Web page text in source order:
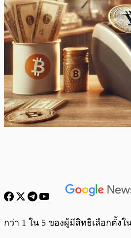
พร้อมเล่น
กว่า 1 ใน 5 ของผู้มีสิทธิเลือกตั้งใ